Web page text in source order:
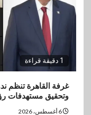
1 دقيقة قراءة
غرفة القاهرة تنظم
وتحقيق مستهدفات رؤية